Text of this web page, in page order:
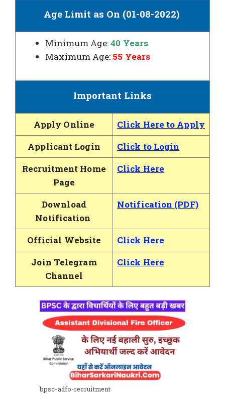
Age Limit as On (01-08-2022)
Minimum Age:40 Years
Maximum Age: 55 Years
Important Links
Apply Online
Click Here to Apply
Applicant Login
Click to Login
Recruitment Home
Page
Click Here
Download
Notification
Notification (PDF)
Official Website
Click Here
Join Telegram
Channel
Click Here
bpsc-adfo-recruitment